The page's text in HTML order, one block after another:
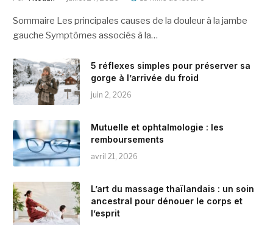
Sommaire Les principales causes de la douleur à la jambe
gauche Symptômes associés à la…
5 réflexes simples pour préserver sa
gorge à l’arrivée du froid
juin 2, 2026
Mutuelle et ophtalmologie : les
remboursements
avril 21, 2026
L’art du massage thaïlandais : un soin
ancestral pour dénouer le corps et
l’esprit